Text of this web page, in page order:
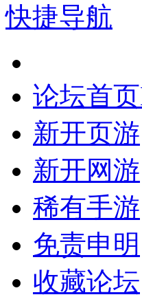
快捷导航
论坛首页
新开页游
新开网游
稀有手游
免责申明
收藏论坛